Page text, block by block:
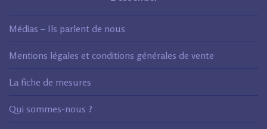
Médias – Ils parlent de nous
Mentions légales et conditions générales de vente
La fiche de mesures
Qui sommes-nous ?